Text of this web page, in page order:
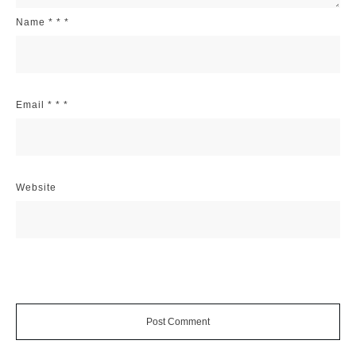
Name * * *
Email * * *
Website
Post Comment